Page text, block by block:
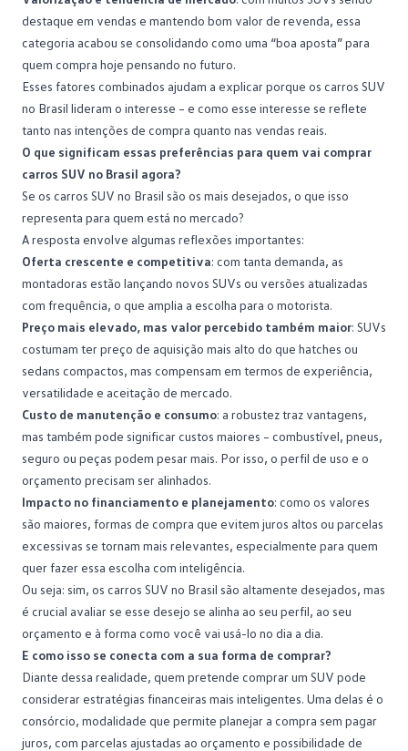
destaque em vendas e mantendo bom valor de revenda, essa
categoria acabou se consolidando como uma “boa aposta” para
quem compra hoje pensando no futuro.
Esses fatores combinados ajudam a explicar porque os carros SUV
no Brasil lideram o interesse – e como esse interesse se reflete
tanto nas intenções de compra quanto nas vendas reais.
O que significam essas preferências para quem vai comprar
carros SUV no Brasil agora?
Se os carros SUV no Brasil são os mais desejados, o que isso
representa para quem está no mercado?
A resposta envolve algumas reflexões importantes:
Oferta crescente e competitiva: com tanta demanda, as
montadoras estão lançando novos SUVs ou versões atualizadas
com frequência, o que amplia a escolha para o motorista.
Preço mais elevado, mas valor percebido também maior: SUVs
costumam ter preço de aquisição mais alto do que hatches ou
sedans compactos, mas compensam em termos de experiência,
versatilidade e aceitação de mercado.
Custo de manutenção e consumo: a robustez traz vantagens,
mas também pode significar custos maiores – combustível, pneus,
seguro ou peças podem pesar mais. Por isso, o perfil de uso e o
orçamento precisam ser alinhados.
Impacto no financiamento e planejamento: como os valores
são maiores, formas de compra que evitem juros altos ou parcelas
excessivas se tornam mais relevantes, especialmente para quem
quer fazer essa escolha com inteligência.
Ou seja: sim, os carros SUV no Brasil são altamente desejados, mas
é crucial avaliar se esse desejo se alinha ao seu perfil, ao seu
orçamento e à forma como você vai usá-lo no dia a dia.
E como isso se conecta com a sua forma de comprar?
Diante dessa realidade, quem pretende comprar um SUV pode
considerar estratégias financeiras mais inteligentes. Uma delas é o
consórcio, modalidade que permite planejar a compra sem pagar
juros, com parcelas ajustadas ao orçamento e possibilidade de